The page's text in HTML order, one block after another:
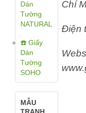
Dán
Tường
NATURAL
☎️ Giấy
Dán
Tường
SOHO
MẪU
Chí
Điện